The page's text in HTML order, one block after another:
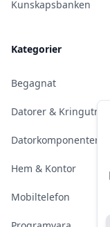
Kunskapsbanken
Kategorier
Begagnat
Datorer &
Datorkomponenter
Hem & Kontor
Mobiltelefon